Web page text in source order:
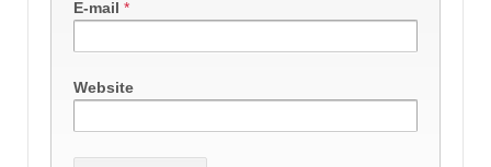
E-mail *
Website